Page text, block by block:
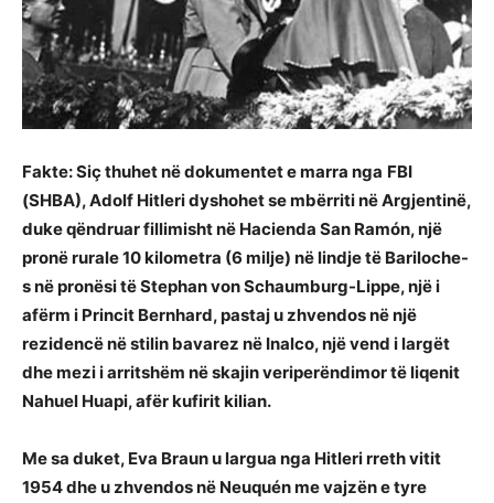
Fakte: Siç thuhet në dokumentet e marra nga FBI
(SHBA), Adolf Hitleri dyshohet se mbërriti në Argjentinë,
duke qëndruar fillimisht në Hacienda San Ramón, një
pronë rurale 10 kilometra (6 milje) në lindje të Bariloche-
s në pronësi të Stephan von Schaumburg-Lippe, një i
afërm i Princit Bernhard, pastaj u zhvendos në një
rezidencë në stilin bavarez në Inalco, një vend i largët
dhe mezi i arritshëm në skajin veriperëndimor të liqenit
Nahuel Huapi, afër kufirit kilian.
Me sa duket, Eva Braun u largua nga Hitleri rreth vitit
1954 dhe u zhvendos në Neuquén me vajzën e tyre